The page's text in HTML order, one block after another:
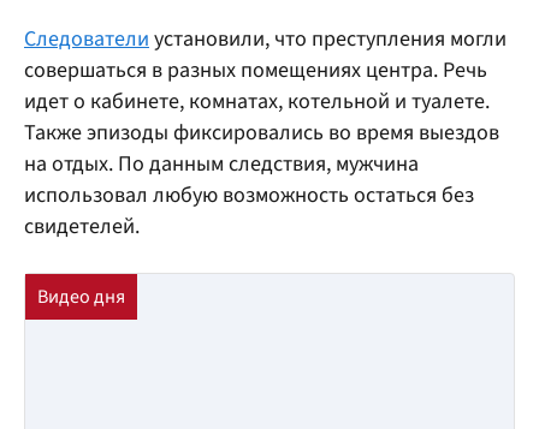
Следователи установили, что преступления могли
совершаться в разных помещениях центра. Речь
идет о кабинете, комнатах, котельной и туалете.
Также эпизоды фиксировались во время выездов
на отдых. По данным следствия, мужчина
использовал любую возможность остаться без
свидетелей.